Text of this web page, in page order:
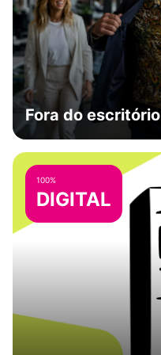
Fora do escritório
100%
DIGITAL